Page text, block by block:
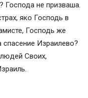
не призваша.
яко Господь в
Господь же
спасение Израилево?
Своих,